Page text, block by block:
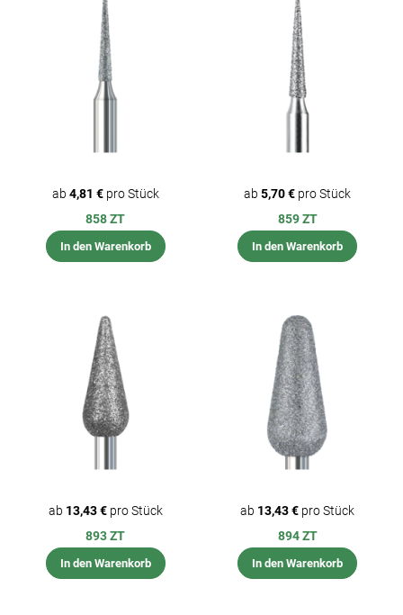
ab 4,81 €pro Stück
858 ZT
In den Warenkorb
ab5,70 € pro Stück
859 ZT
In den Warenkorb
ab 13,43 €pro Stück
893 ZT
In den Warenkorb
ab 13,43 € pro Stück
894 ZT
In den Warenkorb